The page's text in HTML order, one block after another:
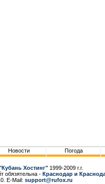
Новости Погода
Хостинг" 1999-2009 г.г.
обязятельна - Краснодар и
E-Mail: support@rufox.ru